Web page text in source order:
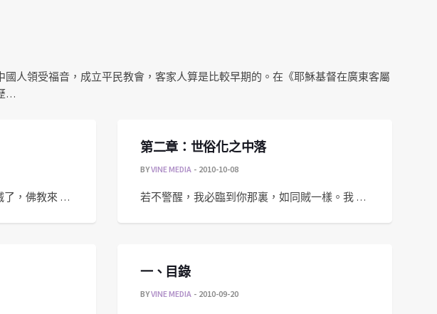
人領受福音，成立平民教會，客家人算是比較早期的。在《耶穌基督在廣東客屬
…
了，佛教來 …
第二章：世俗化之中落
BYVINE MEDIA 2010-10-08
若不警醒，我必臨到你那裏，如同賊一樣。我 …
一、目錄
BYVINE MEDIA 2010-09-20